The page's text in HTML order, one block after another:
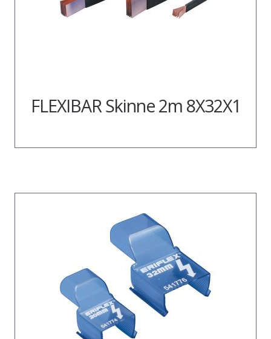
FLEXIBAR Skinne 2m 8X32X1